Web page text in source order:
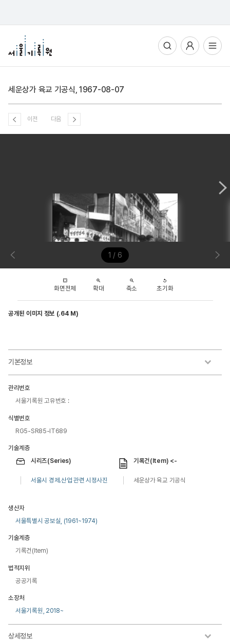
전체메뉴열기
세운상가 육교 기공식, 1967-08-07
이전 다음
1 / 6
화면전체 확대 축소 초기화
공개된 이미지 정보 (.64 M)
기본정보
관리번호
서울기록원 고유번호 :
식별번호
RG5-SR85-IT689
기술계층
시리즈(Series)
서울시 경제.산업 관련 시정사진
기록건(Item) <-
세운상가 육교 기공식
생산자
서울특별시 공보실, (1961~1974)
기술계층
기록건(Item)
법적지위
공공기록
소장처
서울기록원, 2018~
상세정보